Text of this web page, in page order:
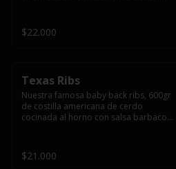
$22.000
Texas Ribs
Nuestra famosa baby back ribs, 600gr
de costilla americana de cerdo
cocinada al horno con salsa barbacoa
tocino ahumado laminado, papas
fritas  y un huevo frito.
$21.000